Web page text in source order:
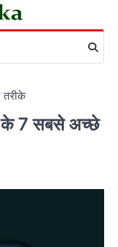
7 सबसे अच्छे